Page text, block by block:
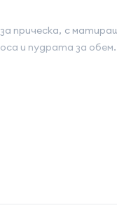
прическа, с
и пудрата за обем.